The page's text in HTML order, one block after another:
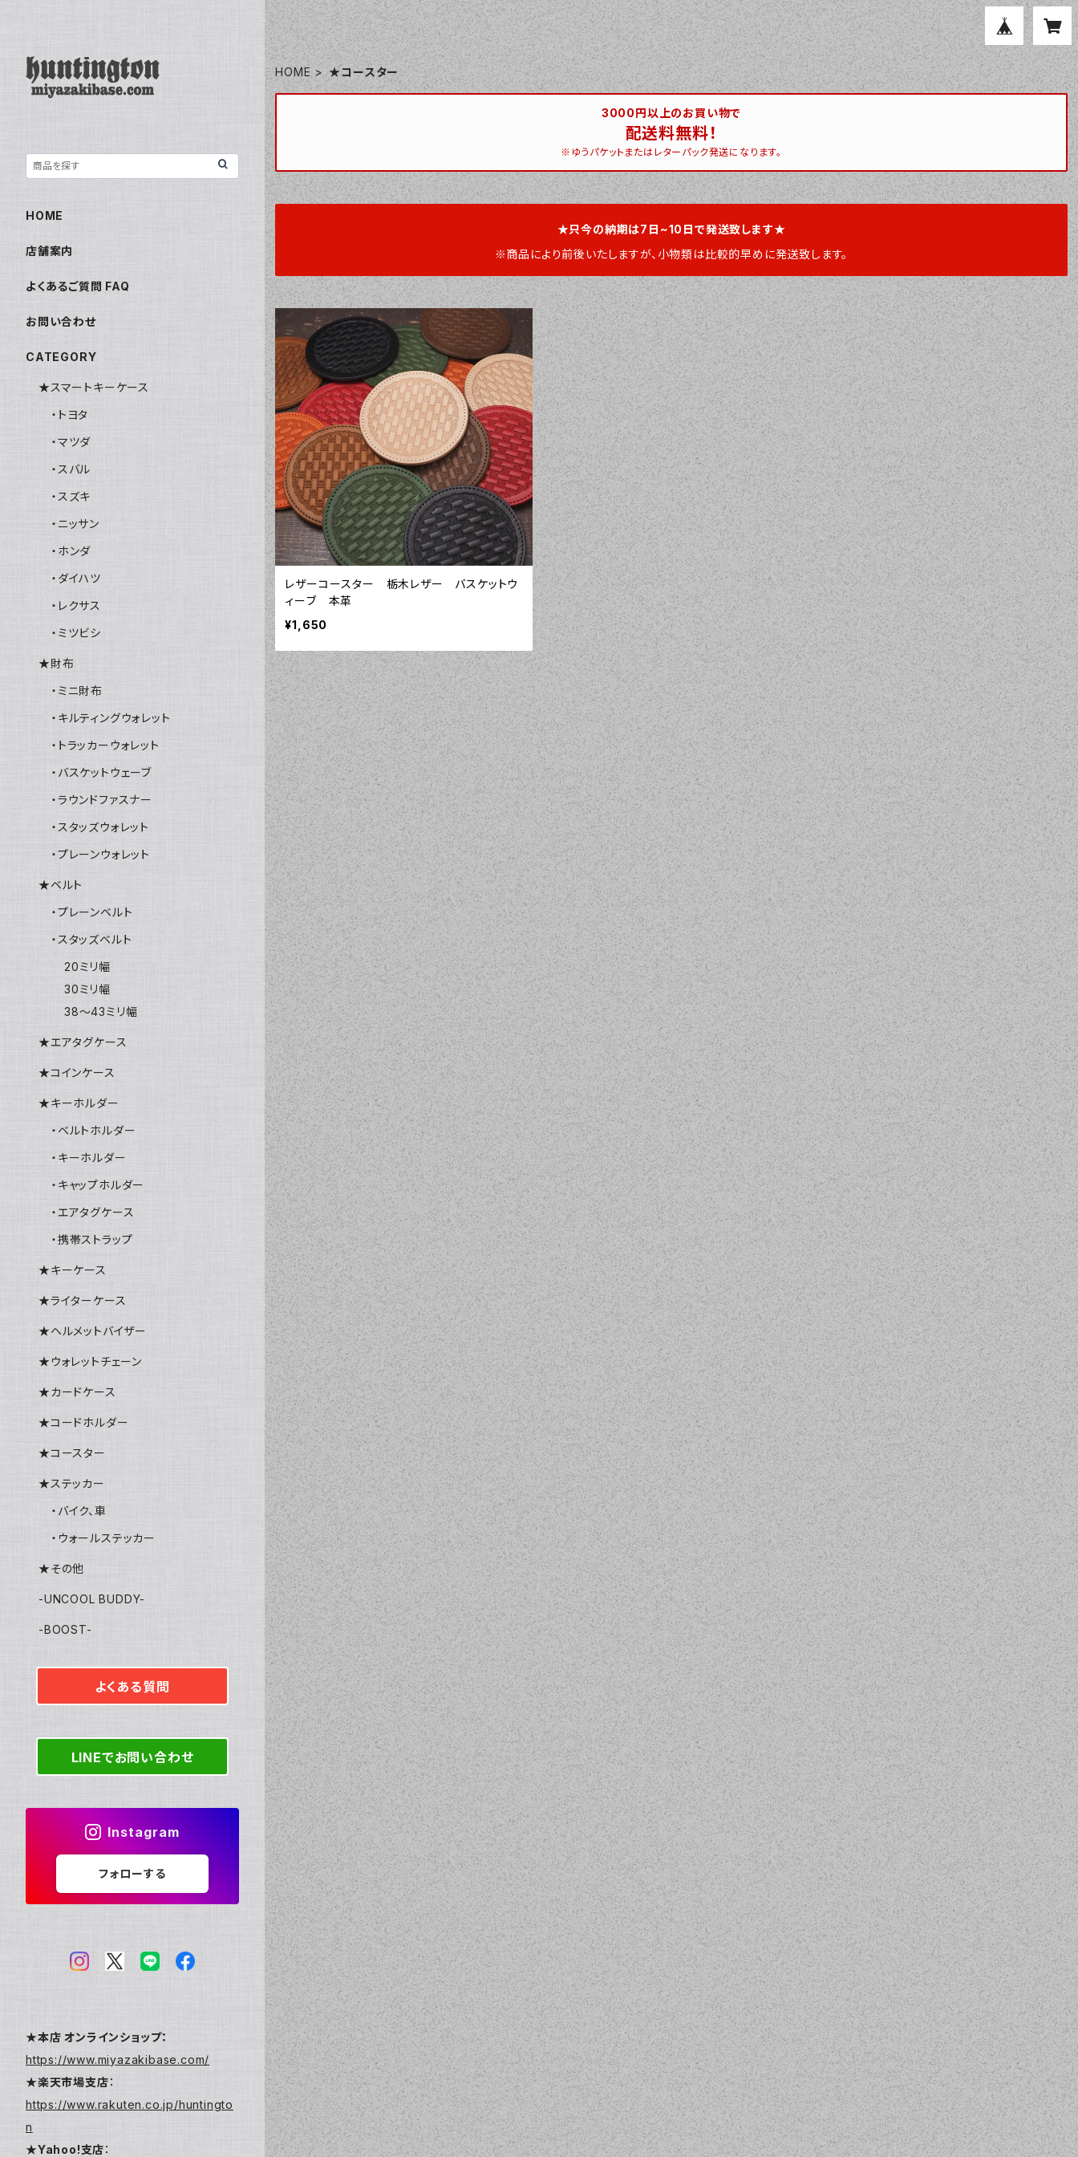
HOME ★コースター
3000円以上のお買い物で
配送料無料！
※ゆうパケットまたはレターパック発送になります。
★只今の納期は7日~10日で発送致します★
※商品により前後いたしますが、小物類は比較的早めに発送致します。
レザーコースター 栃木レザー バスケットウ
ィーブ 本革
¥1,650
HOME
店舗案内
よくあるご質問 FAQ
お問い合わせ
CATEGORY
★スマートキーケース
・トヨタ
・マツダ
・スバル
・スズキ
・ニッサン
・ホンダ
・ダイハツ
・レクサス
・ミツビシ
★財布
・ミニ財布
・キルティングウォレット
・トラッカーウォレット
・バスケットウェーブ
・ラウンドファスナー
・スタッズウォレット
・プレーンウォレット
★ベルト
・プレーンベルト
・スタッズベルト
20ミリ幅
30ミリ幅
38～43ミリ幅
★エアタグケース
★コインケース
★キーホルダー
・ベルトホルダー
・キーホルダー
・キャップホルダー
・エアタグケース
・携帯ストラップ
★キーケース
★ライターケース
★ヘルメットバイザー
★ウォレットチェーン
★カードケース
★コードホルダー
★コースター
★ステッカー
・バイク、車
・ウォールステッカー
★その他
-UNCOOL BUDDY-
-BOOST-
よくある質問
LINEでお問い合わせ
Instagram
フォローする
★本店 オンラインショップ：
https://www.miyazakibase.com/
★楽天市場支店：
https://www.rakuten.co.jp/huntingto
n
★Yahoo!支店：